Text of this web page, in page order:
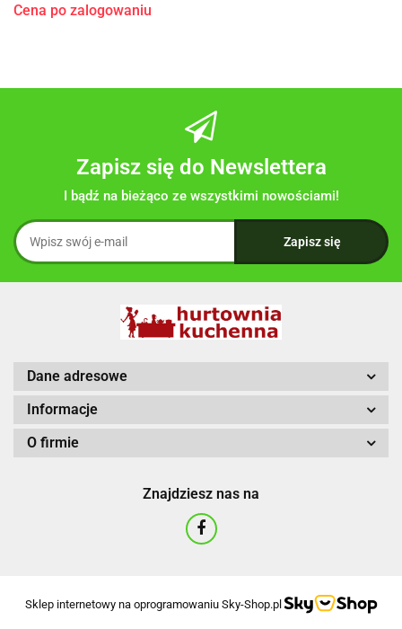
Cena po zalogowaniu
Zapisz się do Newslettera
I bądź na bieżąco ze wszystkimi nowościami!
Dane adresowe
Informacje
O firmie
Znajdziesz nas na
Sklep internetowy na oprogramowaniu Sky-Shop.pl